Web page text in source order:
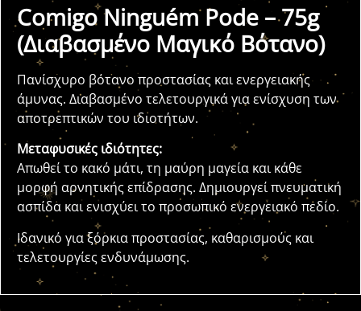
Comigo Ninguém Pode – 75g
(Διαβασμένο Μαγικό Βότανο)
Πανίσχυρο βότανο προστασίας και ενεργειακής
άμυνας. Διαβασμένο τελετουργικά για ενίσχυση των
αποτρεπτικών του ιδιοτήτων.
Μεταφυσικές ιδιότητες:
Απωθεί το κακό μάτι, τη μαύρη μαγεία και κάθε
μορφή αρνητικής επίδρασης. Δημιουργεί πνευματική
ασπίδα και ενισχύει το προσωπικό ενεργειακό πεδίο.
Ιδανικό για ξόρκια προστασίας, καθαρισμούς και
τελετουργίες ενδυνάμωσης.